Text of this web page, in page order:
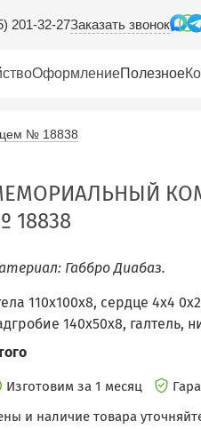
201-32-27Заказать звонок
ОформлениеПолезное
№ 18838
18838
Габбро Диабаз.
110х100х8, сердце 4х4
140х50х8, галтель,
Изготовим за 1 месяц
и наличие товара